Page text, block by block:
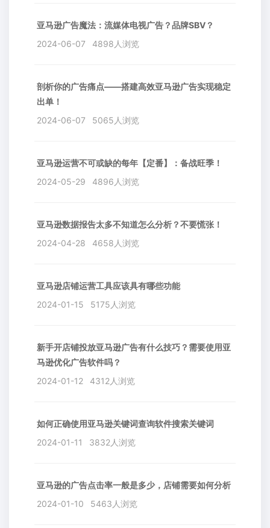
亚马逊广告魔法：流媒体电视广告？品牌SBV？
2024-06-07
4898人浏览
剖析你的广告痛点——搭建高效亚马逊广告实现稳定
出单！
2024-06-07
5065人浏览
亚马逊运营不可或缺的每年【定番】：备战旺季！
2024-05-29
4896人浏览
亚马逊数据报告太多不知道怎么分析？不要慌张！
2024-04-28
4658人浏览
亚马逊店铺运营工具应该具有哪些功能
2024-01-15
5175人浏览
新手开店铺投放亚马逊广告有什么技巧？需要使用亚
马逊优化广告软件吗？
2024-01-12
4312人浏览
如何正确使用亚马逊关键词查询软件搜索关键词
2024-01-11
3832人浏览
亚马逊的广告点击率一般是多少，店铺需要如何分析
2024-01-10
5463人浏览